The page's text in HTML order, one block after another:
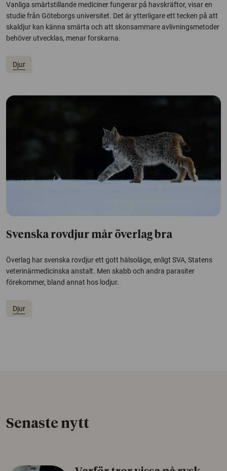
Vanliga smärtstillande mediciner fungerar på havskräftor, visar en
studie från Göteborgs universitet. Det är ytterligare ett tecken på att
skaldjur kan känna smärta och att skonsammare avlivningsmetoder
behöver utvecklas, menar forskarna.
Djur
Svenska rovdjur mår överlag bra
Överlag har svenska rovdjur ett gott hälsoläge, enligt SVA, Statens
veterinärmedicinska anstalt. Men skabb och andra parasiter
förekommer, bland annat hos lodjur.
Djur
Senaste nytt